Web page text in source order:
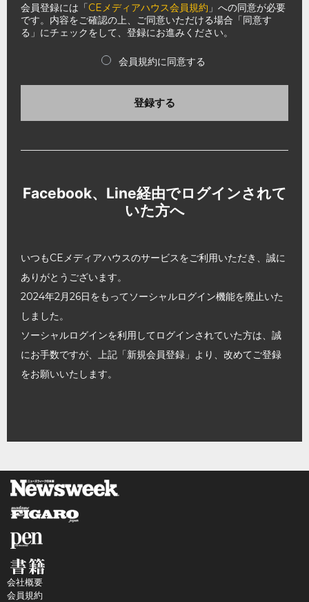
会員登録には「CEメディアハウス会員規約 」への同意が必要
です。内容をご確認の上、ご同意いただける場合「同意す
る」にチェックをして、登録にお進みください。
会員規約に同意する
登録する
Facebook、Line経由でログインされて
いた方へ
いつもCEメディアハウスのサービスをご利用いただき、誠に
ありがとうございます。
2024年2月26日をもってソーシャルログイン機能を廃止いた
しました。
ソーシャルログインを利用してログインされていた方は、誠
にお手数ですが、上記「新規会員登録」より、改めてご登録
をお願いいたします。
会社概要
会員規約